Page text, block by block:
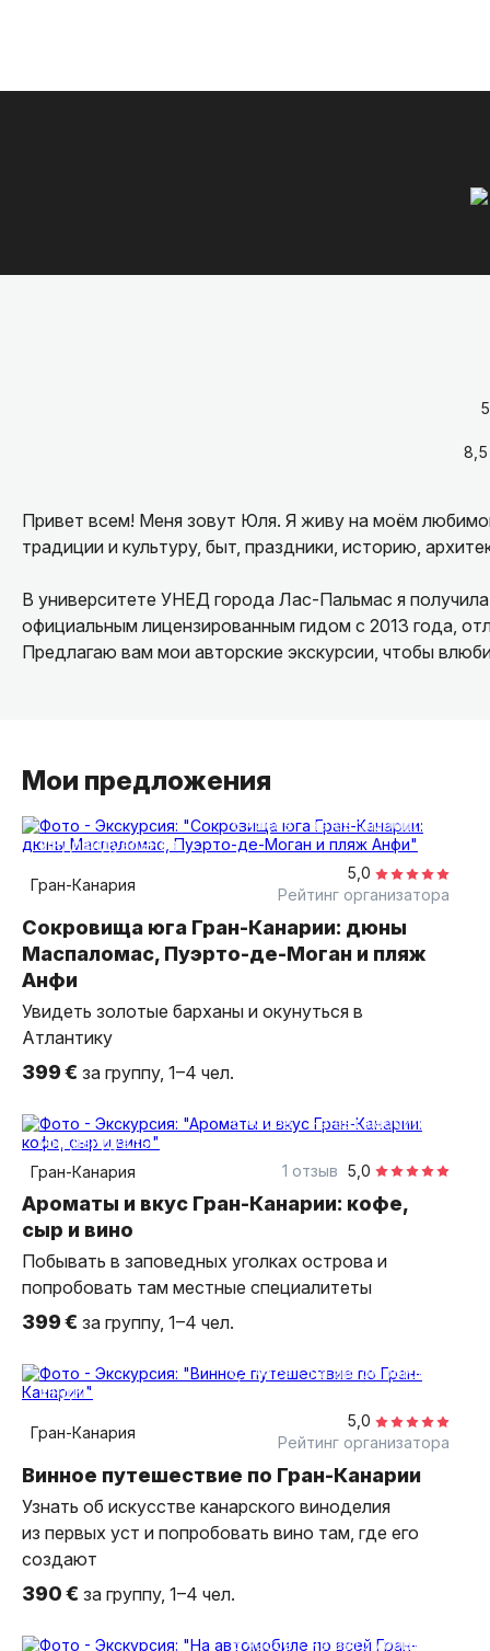
Привет всем! Меня зовут Юля. Я живу на моём
традиции и культуру, быт, праздники, историю,
В университете УНЕД города Лас-Пальмас я
официальным лицензированным гидом с 2013 года,
Предлагаю вам мои авторские экскурсии, чтобы
Мои предложения
6 часов
на автомобиле
индивидуальная
Гран-Канария
5,0
Рейтинг организатора
Сокровища юга Гран-Канарии: дюны
Маспаломас, Пуэрто-де-Моган и пляж
Анфи
Увидеть золотые барханы и окунуться в
Атлантику
399 € за группу, 1–4 чел.
6 часов
на автомобиле
индивидуальная
Гран-Канария
5,0
1 отзыв
Ароматы и вкус Гран-Канарии: кофе,
сыр и вино
Побывать в заповедных уголках острова и
попробовать там местные специалитеты
399 € за группу, 1–4 чел.
5,5 часа
на автомобиле
индивидуальная
Гран-Канария
5,0
Рейтинг организатора
Винное путешествие по Гран-Канарии
Узнать об искусстве канарского виноделия
из первых уст и попробовать вино там, где его
создают
390 € за группу, 1–4 чел.
6 часов
на автомобиле